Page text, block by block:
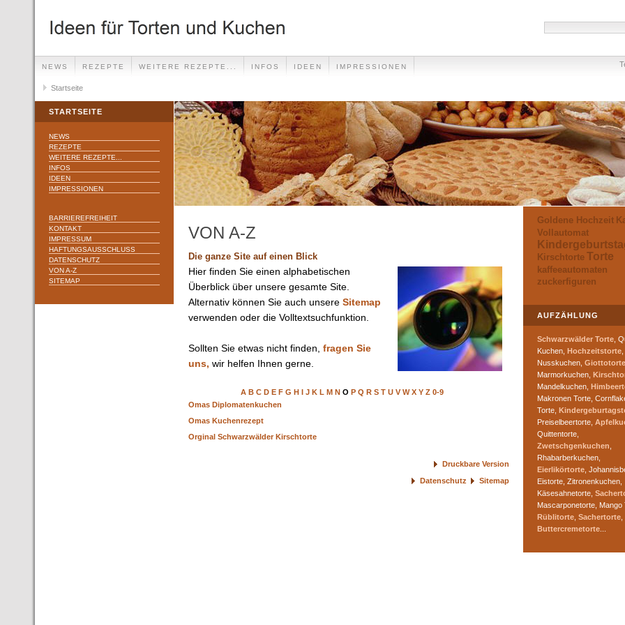
NEWS REZEPTE WEITERE REZEPTE... INFOS IDEEN IMPRESSIONEN
Startseite
STARTSEITE
NEWS
REZEPTE
WEITERE REZEPTE...
INFOS
IDEEN
IMPRESSIONEN
BARRIEREFREIHEIT
KONTAKT
IMPRESSUM
HAFTUNGSAUSSCHLUSS
DATENSCHUTZ
VON A-Z
SITEMAP
VON A-Z
Die ganze Site auf einen Blick
Hier finden Sie einen alphabetischen
Überblick über unsere gesamte Site.
Alternativ können Sie auch unsere Sitemap
verwenden oder die Volltextsuchfunktion.
Sollten Sie etwas nicht finden, fragen Sie
uns, wir helfen Ihnen gerne.
A B C D E F G H I J K L M N O P Q R S T U V W X Y Z 0-9
Omas Diplomatenkuchen
Omas Kuchenrezept
Orginal Schwarzwälder Kirschtorte
Druckbare Version
Datenschutz
Sitemap
Goldene Hochzeit
Vollautomat
Kirschtorte Torte
kaffeeautomaten
zuckerfiguren
AUFZÄHLUNG
Schwarzwälder Torte ,
Kuchen, Hochzeitstorte
Nusskuchen, Giottotorte
Marmorkuchen,
Mandelkuchen,
Makronen Torte,
Torte,
Preiselbeertorte,
Quittentorte,
Zwetschgenkuchen
Rhabarberkuchen,
Eierlikörtorte ,
Eistorte, Zitronenkuchen,
Käsesahnetorte,
Mascarponetorte, Mango
Rüblitorte Sachertorte
Buttercremetorte